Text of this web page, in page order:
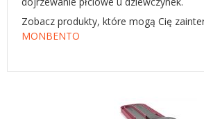
Zobacz produkty, które mogą Cię
MONBENTO